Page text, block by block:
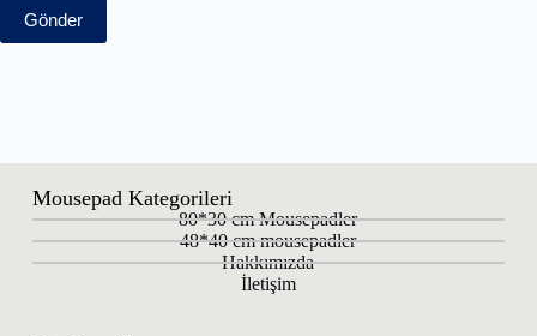
Gönder
Mousepad Kategorileri
80*30 cm Mousepadler
48*40 cm mousepadler
Hakkımızda
İletişim